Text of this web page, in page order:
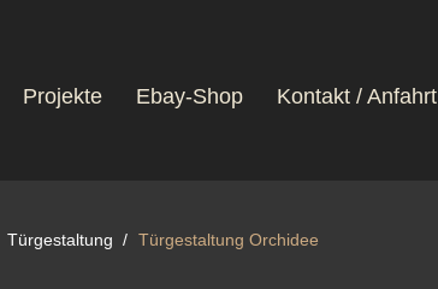
Projekte Ebay-Shop Kontakt / Anfahrt
Türgestaltung Türgestaltung Orchidee